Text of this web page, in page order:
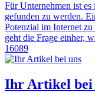
Für Unternehmen ist
gefunden zu werden.
Potenzial im Internet
geht die Frage einher,
16089
Ihr Artikel bei